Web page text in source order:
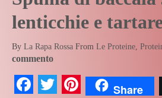
lenticchie e
By La Rapa Rossa From Le Proteine,
commento
Facebook
TwitterPinterest
Share